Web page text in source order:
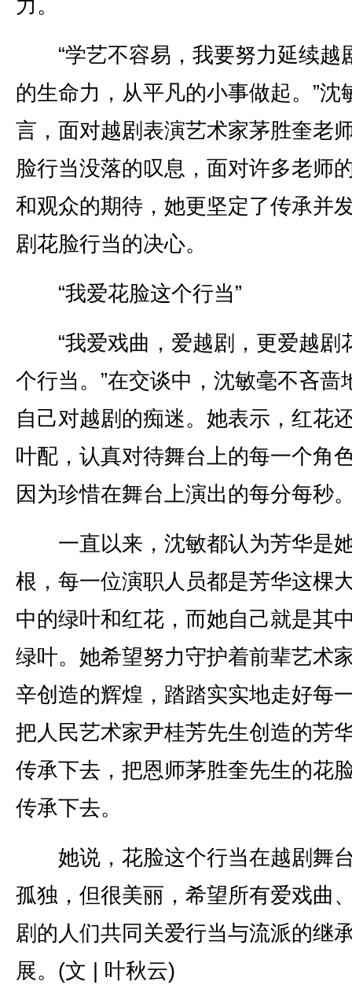
力。
“学艺不容易，我要努力延续越
的生命力，从平凡的小事做起。”沈
言，面对越剧表演艺术家茅胜奎老
脸行当没落的叹息，面对许多老师
和观众的期待，她更坚定了传承并
剧花脸行当的决心。
“我爱花脸这个行当”
“我爱戏曲，爱越剧，更爱越剧
个行当。”在交谈中，沈敏毫不吝啬
自己对越剧的痴迷。她表示，红花
叶配，认真对待舞台上的每一个角
因为珍惜在舞台上演出的每分每秒
一直以来，沈敏都认为芳华是
根，每一位演职人员都是芳华这棵
中的绿叶和红花，而她自己就是其
绿叶。她希望努力守护着前辈艺术
辛创造的辉煌，踏踏实实地走好每
把人民艺术家尹桂芳先生创造的芳
传承下去，把恩师茅胜奎先生的花
传承下去。
她说，花脸这个行当在越剧舞
孤独，但很美丽，希望所有爱戏曲
剧的人们共同关爱行当与流派的继
展。(文 | 叶秋云)